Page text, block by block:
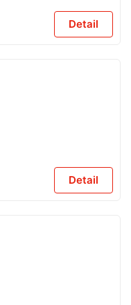
Detail
Detail